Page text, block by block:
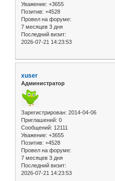
Уважение: +3655
Позитив: +4528
Провел на форуме:
7 месяцев 3 дня
Последний визит:
2026-07-21 14:23:53
xuser
Администратор
Зарегистрирован: 2014-04-06
Приглашений: 0
Сообщений: 12111
Уважение: +3655
Позитив: +4528
Провел на форуме:
7 месяцев 3 дня
Последний визит:
2026-07-21 14:23:53